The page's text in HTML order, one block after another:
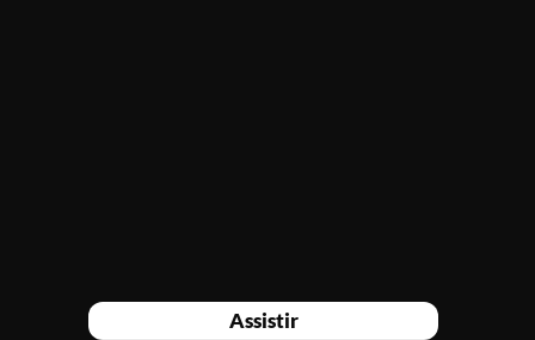
Assistir